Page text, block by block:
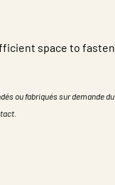
space to
ou fabriqués sur demande